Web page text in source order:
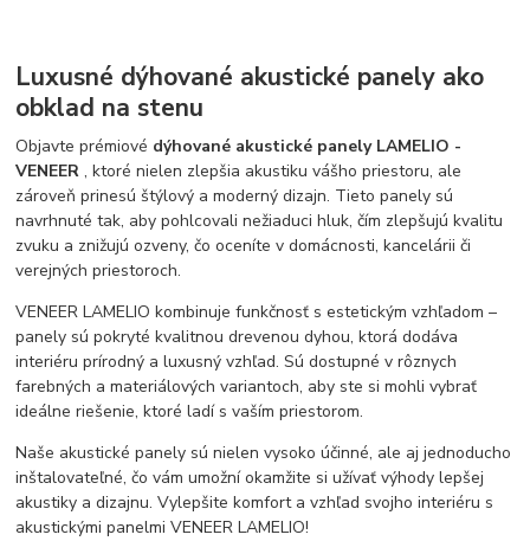
Luxusné dýhované akustické panely ako
obklad na stenu
Objavte prémiové dýhované akustické panely LAMELIO -
VENEER, ktoré nielen zlepšia akustiku vášho priestoru, ale
zároveň prinesú štýlový a moderný dizajn. Tieto panely sú
navrhnuté tak, aby pohlcovali nežiaduci hluk, čím zlepšujú kvalitu
zvuku a znižujú ozveny, čo oceníte v domácnosti, kancelárii či
verejných priestoroch.
VENEER LAMELIO kombinuje funkčnosť s estetickým vzhľadom –
panely sú pokryté kvalitnou drevenou dyhou, ktorá dodáva
interiéru prírodný a luxusný vzhľad. Sú dostupné v rôznych
farebných a materiálových variantoch, aby ste si mohli vybrať
ideálne riešenie, ktoré ladí s vaším priestorom.
Naše akustické panely sú nielen vysoko účinné, ale aj jednoducho
inštalovateľné, čo vám umožní okamžite si užívať výhody lepšej
akustiky a dizajnu. Vylepšite komfort a vzhľad svojho interiéru s
akustickými panelmi VENEER LAMELIO!